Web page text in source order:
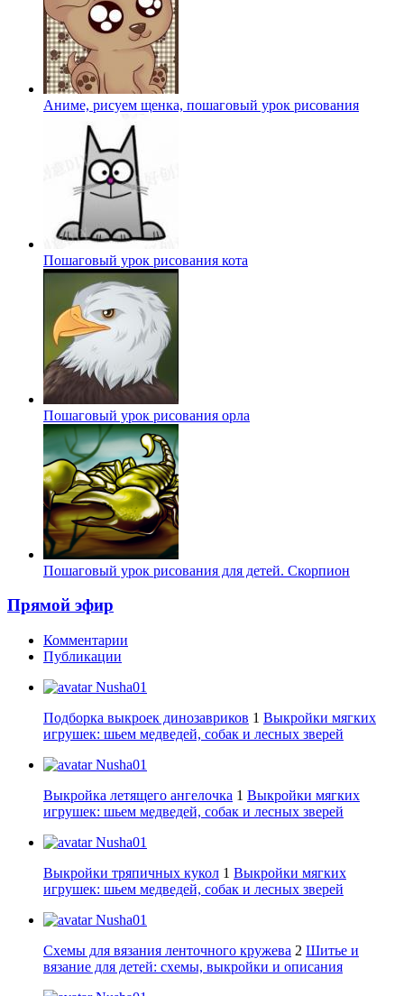
Аниме, рисуем щенка, пошаговый урок рисования
Пошаговый урок рисования кота
Пошаговый урок рисования орла
Пошаговый урок рисования для детей. Скорпион
Прямой эфир
Комментарии
Публикации
Nusha01
Подборка выкроек динозавриков 1 Выкройки мягких
игрушек: шьем медведей, собак и лесных зверей
Nusha01
Выкройка летящего ангелочка 1 Выкройки мягких
игрушек: шьем медведей, собак и лесных зверей
Nusha01
Выкройки тряпичных кукол 1 Выкройки мягких
игрушек: шьем медведей, собак и лесных зверей
Nusha01
Схемы для вязания ленточного кружева 2 Шитье и
вязание для детей: схемы, выкройки и описания